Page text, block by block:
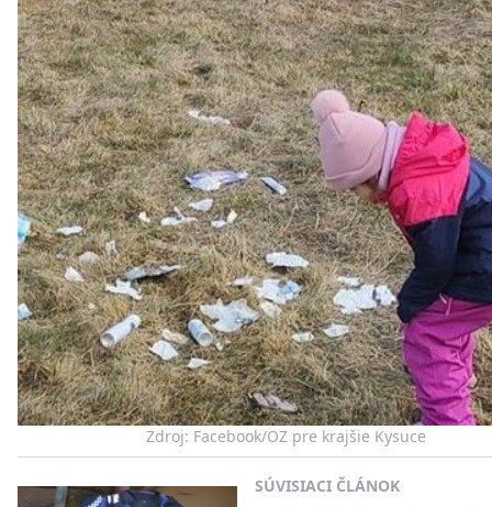
Zdroj: Facebook/OZ pre krajšie Kysuce
SÚVISIACI ČLÁNOK